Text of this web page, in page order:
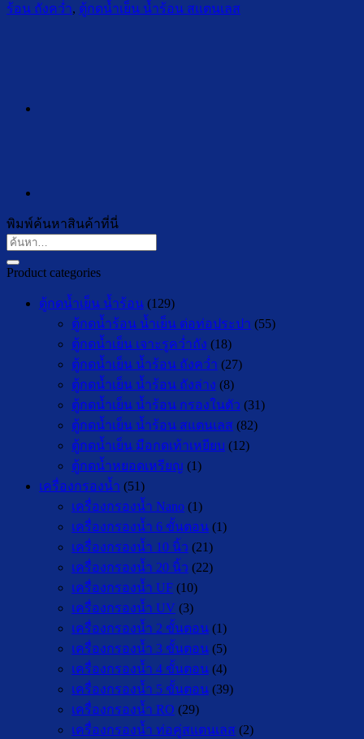
ร้อน ถังคว่ำ, ตู้กดน้ำเย็น น้ำร้อน สแตนเลส
พิมพ์ค้นหาสินค้าที่นี่
ค้นหา:
Product categories
ตู้กดน้ำเย็น น้ำร้อน (129)
ตู้กดน้ำร้อน น้ำเย็น ต่อท่อประปา (55)
ตู้กดน้ำเย็น เจาะรูคว่ำถัง (18)
ตู้กดน้ำเย็น น้ำร้อน ถังคว่ำ (27)
ตู้กดน้ำเย็น น้ำร้อน ถังล่าง (8)
ตู้กดน้ำเย็น น้ำร้อน กรองในตัว (31)
ตู้กดน้ำเย็น น้ำร้อน สแตนเลส (82)
ตู้กดน้ำเย็น มือกดเท้าเหยียบ (12)
ตู้กดน้ำหยอดเหรียญ (1)
เครื่องกรองน้ำ (51)
เครื่องกรองน้ำ Nano (1)
เครื่องกรองน้ำ 6 ขั้นตอน (1)
เครื่องกรองน้ำ 10 นิ้ว (21)
เครื่องกรองน้ำ 20 นิ้ว (22)
เครื่องกรองน้ำ UF (10)
เครื่องกรองน้ำ UV (3)
เครื่องกรองน้ำ 2 ขั้นตอน (1)
เครื่องกรองน้ำ 3 ขั้นตอน (5)
เครื่องกรองน้ำ 4 ขั้นตอน (4)
เครื่องกรองน้ำ 5 ขั้นตอน (39)
เครื่องกรองน้ำ RO (29)
เครื่องกรองน้ำ ท่อคู่สแตนเลส (2)